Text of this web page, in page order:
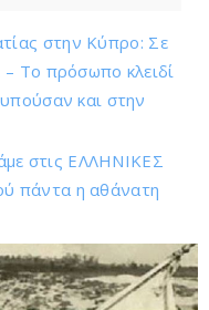
στην Κύπρο: Σε
– Το πρόσωπο κλειδί
και στην
στις ΕΛΛΗΝΙΚΕΣ
πάντα η αθάνατη